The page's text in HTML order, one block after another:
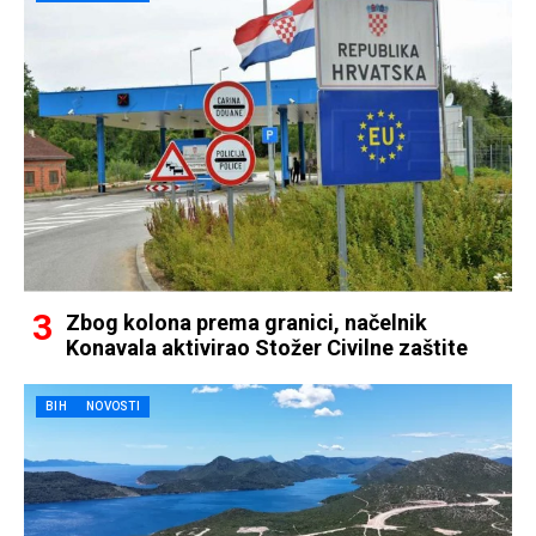
Zbog kolona prema granici, načelnik
Konavala aktivirao Stožer Civilne zaštite
BIH NOVOSTI